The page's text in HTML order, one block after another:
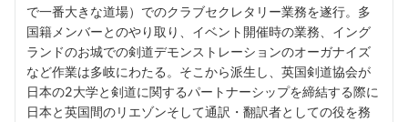
で一番大きな道場）でのクラブセクレタリー業務を遂行。多
国籍メンバーとのやり取り、イベント開催時の業務、イング
ランドのお城での剣道デモンストレーションのオーガナイズ
など作業は多岐にわたる。そこから派生し、英国剣道協会が
日本の2大学と剣道に関するパートナーシップを締結する際に
日本と英国間のリエゾンそして通訳・翻訳者としての役を務